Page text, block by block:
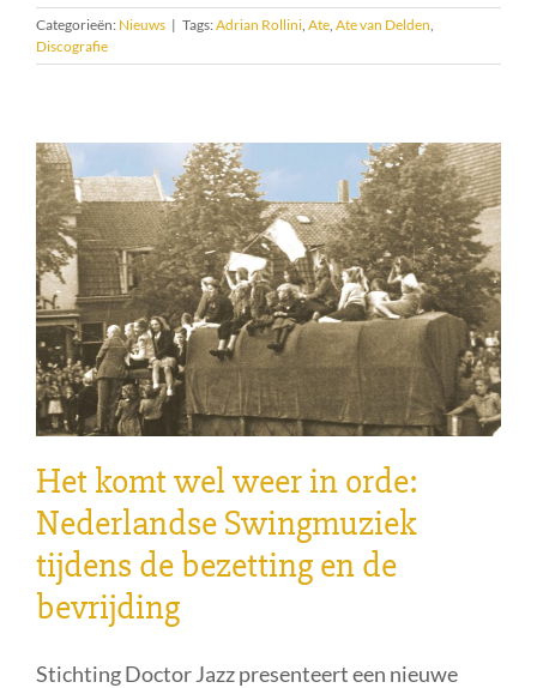
Categorieën: Nieuws | Tags:Adrian Rollini, Ate, Ate van Delden,
Discografie
Het komt wel weer in orde:
Nederlandse Swingmuziek
tijdens de bezetting en de
bevrijding
Stichting Doctor Jazz presenteert een nieuwe